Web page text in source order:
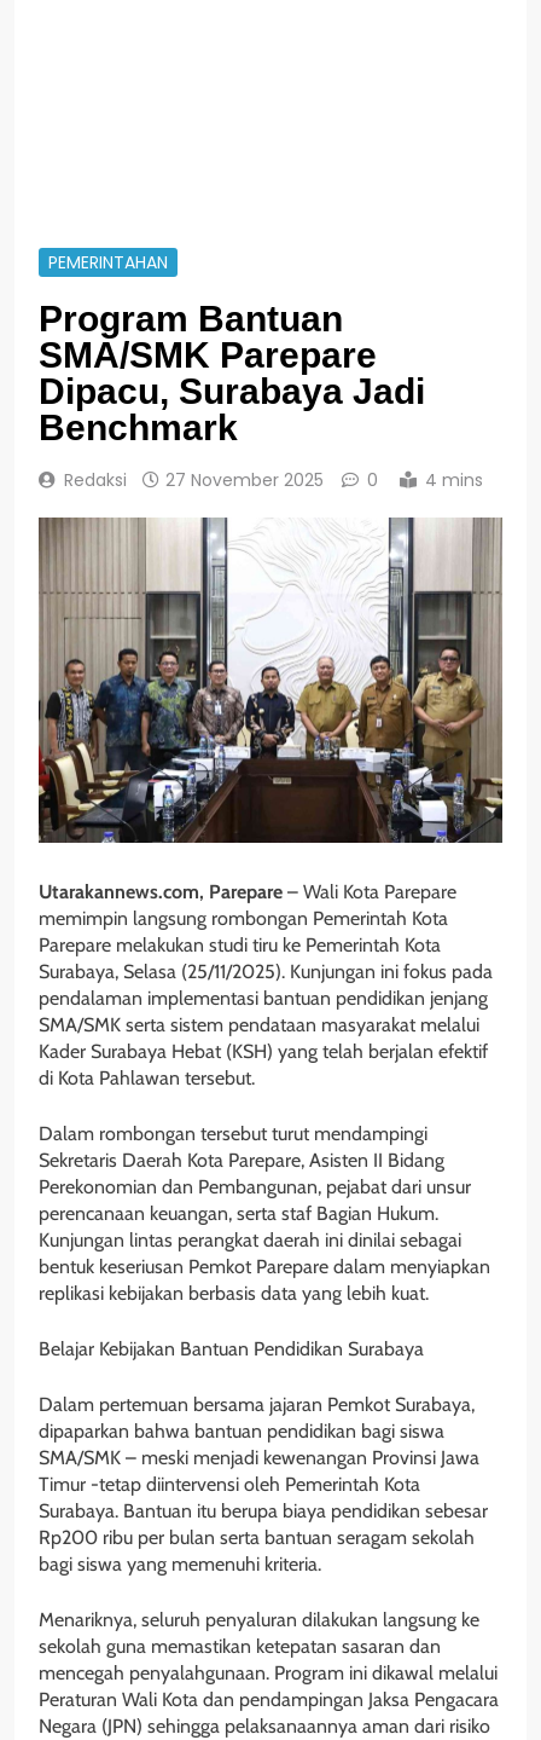
PEMERINTAHAN
Program Bantuan
SMA/SMK Parepare
Dipacu, Surabaya Jadi
Benchmark
Redaksi 27 November 2025 0 4 mins
Utarakannews.com, Parepare – Wali Kota Parepare
memimpin langsung rombongan Pemerintah Kota
Parepare melakukan studi tiru ke Pemerintah Kota
Surabaya, Selasa (25/11/2025). Kunjungan ini fokus pada
pendalaman implementasi bantuan pendidikan jenjang
SMA/SMK serta sistem pendataan masyarakat melalui
Kader Surabaya Hebat (KSH) yang telah berjalan efektif
di Kota Pahlawan tersebut.
Dalam rombongan tersebut turut mendampingi
Sekretaris Daerah Kota Parepare, Asisten II Bidang
Perekonomian dan Pembangunan, pejabat dari unsur
perencanaan keuangan, serta staf Bagian Hukum.
Kunjungan lintas perangkat daerah ini dinilai sebagai
bentuk keseriusan Pemkot Parepare dalam menyiapkan
replikasi kebijakan berbasis data yang lebih kuat.
Belajar Kebijakan Bantuan Pendidikan Surabaya
Dalam pertemuan bersama jajaran Pemkot Surabaya,
dipaparkan bahwa bantuan pendidikan bagi siswa
SMA/SMK – meski menjadi kewenangan Provinsi Jawa
Timur -tetap diintervensi oleh Pemerintah Kota
Surabaya. Bantuan itu berupa biaya pendidikan sebesar
Rp200 ribu per bulan serta bantuan seragam sekolah
bagi siswa yang memenuhi kriteria.
Menariknya, seluruh penyaluran dilakukan langsung ke
sekolah guna memastikan ketepatan sasaran dan
mencegah penyalahgunaan. Program ini dikawal melalui
Peraturan Wali Kota dan pendampingan Jaksa Pengacara
Negara (JPN) sehingga pelaksanaannya aman dari risiko